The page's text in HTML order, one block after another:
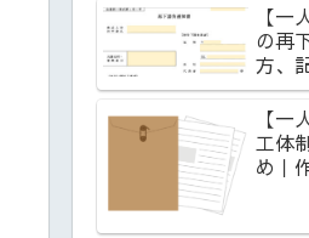
【
の再
方、
【
工体
め｜